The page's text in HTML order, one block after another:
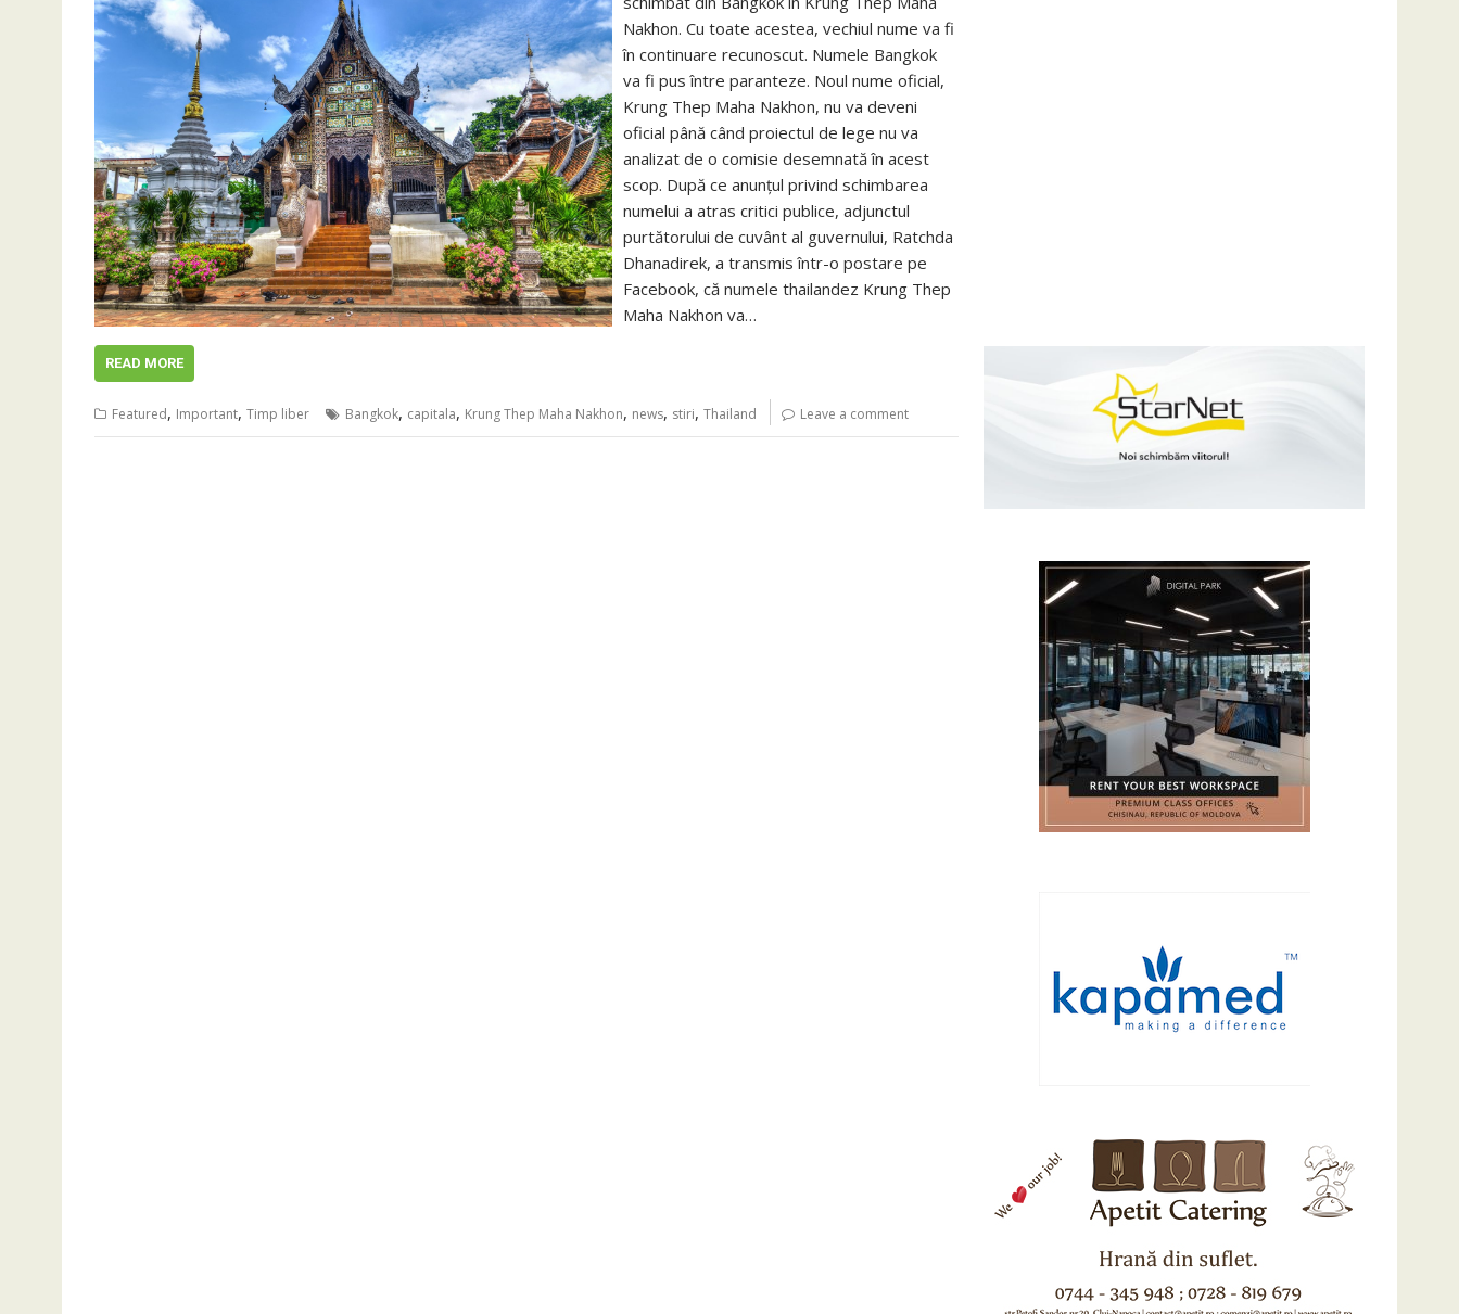
Nakhon. Cu toate acestea, vechiul nume va fi
în continuare recunoscut. Numele Bangkok
va fi pus între paranteze. Noul nume oficial,
Krung Thep Maha Nakhon, nu va deveni
oficial până când proiectul de lege nu va
analizat de o comisie desemnată în acest
scop. După ce anunţul privind schimbarea
numelui a atras critici publice, adjunctul
purtătorului de cuvânt al guvernului, Ratchda
Dhanadirek, a transmis într-o postare pe
Facebook, că numele thailandez Krung Thep
Maha Nakhon va…
READ MORE
Featured, Important, Timp liber Bangkok, capitala, Krung Thep Maha Nakhon, news, stiri, Thailand Leave a comment